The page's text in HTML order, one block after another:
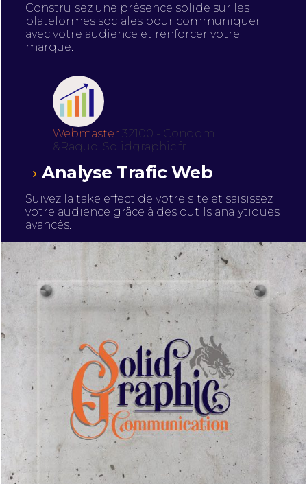
Construisez une présence solide sur les
plateformes sociales pour communiquer
avec votre audience et renforcer votre
marque.
Webmaster 32100 - Condom
&Raquo; Solidgraphic.fr
Analyse Trafic Web
Suivez la take effect de votre site et saisissez
votre audience grâce à des outils analytiques
avancés.